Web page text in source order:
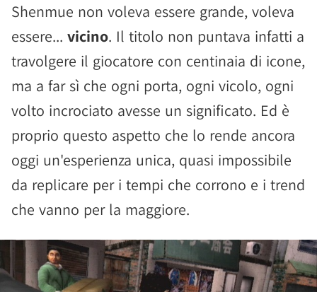
Shenmue non voleva essere grande, voleva
essere... vicino. Il titolo non puntava infatti a
travolgere il giocatore con centinaia di icone,
ma a far sì che ogni porta, ogni vicolo, ogni
volto incrociato avesse un significato. Ed è
proprio questo aspetto che lo rende ancora
oggi un'esperienza unica, quasi impossibile
da replicare per i tempi che corrono e i trend
che vanno per la maggiore.